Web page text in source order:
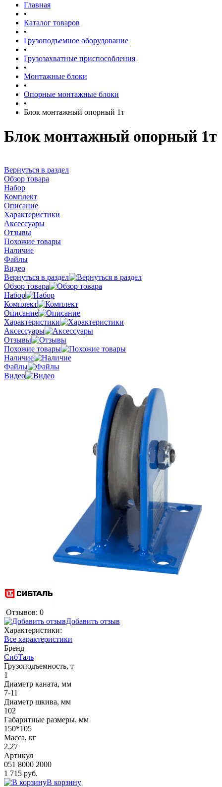
Главная
•
Каталог товаров
•
Грузоподъемное оборудование
•
Грузозахватные приспособления
•
Монтажные блоки
•
Опорные монтажные блоки
•
Блок монтажный опорный 1т
Блок монтажный опорный 1т
Вернуться в раздел
Обзор товара
Набор
Комплект
Описание
Характеристики
Аксессуары
Отзывы
Похожие товары
Наличие
Файлы
Видео
Вернуться в раздел
Обзор товара
Набор
Комплект
Описание
Характеристики
Аксессуары
Отзывы
Похожие товары
Наличие
Файлы
Видео
Отзывов: 0
Добавить отзыв
Характеристики:
Все характеристики
Бренд
СибТаль
Грузоподъемность, т
1
Диаметр каната, мм
7-11
Диаметр шкива, мм
102
Габаритные размеры, мм
150*105
Масса, кг
2.27
Артикул
051 8000 2000
1 715 руб.
В корзину